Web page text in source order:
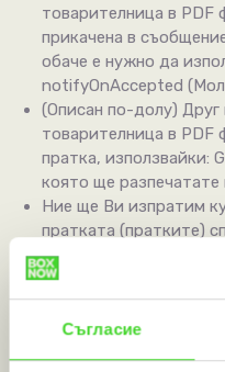
Съгласие
товарителница в
прикачена в
обаче е нужно да
notifyOnAccepted
(Описан по-долу) Друг
товарителница в PDF
пратка, използвайки:
която ще разпечатате
Ние ще Ви изпратим
пратката (пратките)
договореното време за
Ние също така ще
следното:
Че сме получили